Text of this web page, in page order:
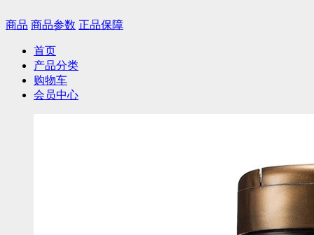
商品 商品参数 正品保障
首页
产品分类
购物车
会员中心